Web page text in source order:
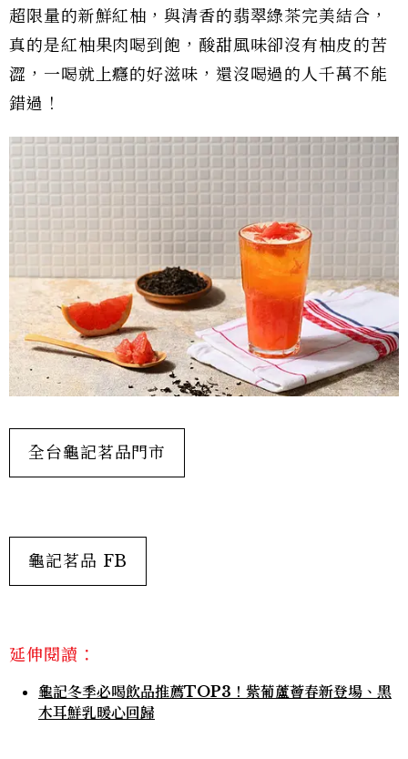
超限量的新鮮紅柚，與清香的翡翠綠茶完美結合，
真的是紅柚果肉喝到飽，酸甜風味卻沒有柚皮的苦
澀，一喝就上癮的好滋味，還沒喝過的人千萬不能
錯過！
全台龜記茗品門市
龜記茗品 FB
延伸閱讀：
龜記冬季必喝飲品推薦TOP3！紫葡蘆薈春新登場、黑
木耳鮮乳暖心回歸